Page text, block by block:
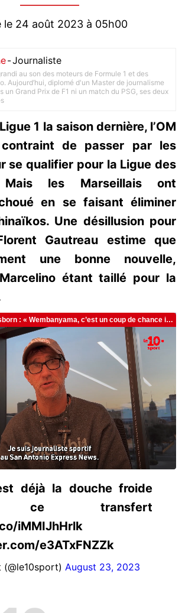
le 24 août 2023 à 05h00
-Journaliste
au son des moteurs de Formule 1 et des
Aujourd’hui, diplomé d'un Master de journalisme
un Grand Prix de F1 ni un match du PSG, ses deux
1 la saison dernière, l’OM
de passer par les
se qualifier pour la Ligue des
Mais les Marseillais ont
en se faisant éliminer
Une désillusion pour
Gautreau estime que
une bonne nouvelle,
étant taillé pour la
déjà la douche froide
ce transfert
iMMIJhHrlk
e3ATxFNZZk
August 23, 2023